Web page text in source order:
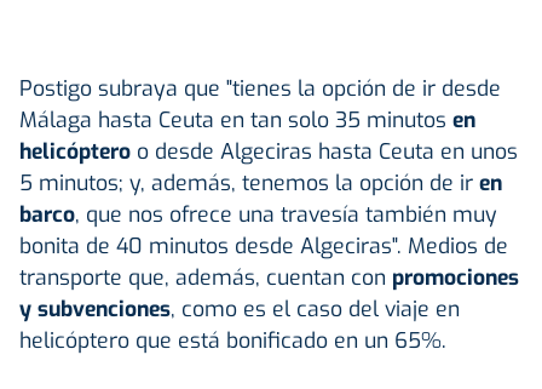
Postigo subraya que "tienes la opción de ir desde
Málaga hasta Ceuta en tan solo 35 minutos en
helicóptero o desde Algeciras hasta Ceuta en unos
5 minutos; y, además, tenemos la opción de ir en
barco, que nos ofrece una travesía también muy
bonita de 40 minutos desde Algeciras". Medios de
transporte que, además, cuentan con promociones
y subvenciones, como es el caso del viaje en
helicóptero que está bonificado en un 65%.